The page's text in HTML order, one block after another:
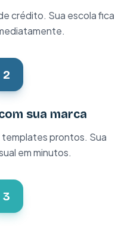
crédito. Sua escola fica
2
sua marca
templates prontos. Sua
em minutos.
3